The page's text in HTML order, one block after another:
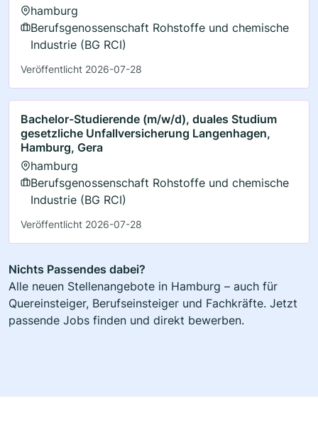
hamburg
Berufsgenossenschaft Rohstoffe und chemische
Industrie (BG RCI)
Veröffentlicht 2026-07-28
Bachelor-Studierende (m/w/d), duales Studium
gesetzliche Unfallversicherung Langenhagen,
Hamburg, Gera
hamburg
Berufsgenossenschaft Rohstoffe und chemische
Industrie (BG RCI)
Veröffentlicht 2026-07-28
Nichts Passendes dabei?
Alle neuen Stellenangebote in Hamburg – auch für
Quereinsteiger, Berufseinsteiger und Fachkräfte. Jetzt
passende Jobs finden und direkt bewerben.